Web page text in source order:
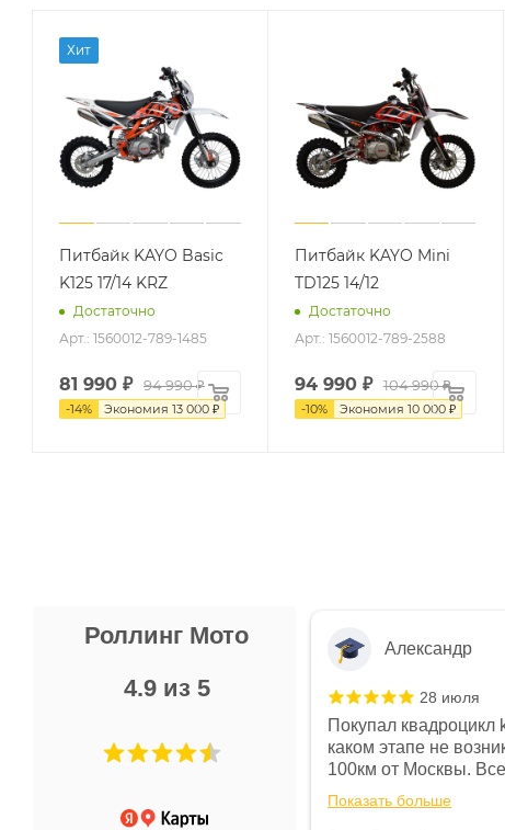
Хит
Питбайк KAYO Basic
K125 17/14 KRZ
Достаточно
Арт.: 1560012-789-1485
81 990 ₽ 94 990 ₽
-14% Экономия 13 000 ₽
Питбайк KAYO Mini
TD125 14/12
Достаточно
Арт.: 1560012-789-2588
94 990₽ 104 990 ₽
-10% Экономия 10 000 ₽
Роллинг Мото
4.9 из 5
Не понравились условия
и дают только на год)
Александр
28 июля
Покупал квадроцикл
каком этапе не
100км от Москвы.
спидометре всегда
постоянно были на
Показать больше